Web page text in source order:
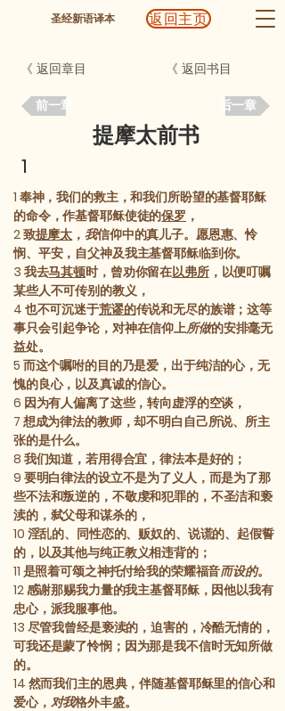
圣经新语译本 返回主页
《 返回章目
前一章
《 返回书目
后一章
提摩太前书
1
1 奉神，我们的救主，和我们所盼望的基督耶稣
的命令，作基督耶稣使徒的保罗 ，
2致提摩太 ， 我信仰中的真儿子。愿恩惠、怜
悯、平安，自父神及我主基督耶稣临到你。
3 我去马其顿时，曾劝你留在以弗所，以便叮嘱
某些人不可传别的教义，
4 也不可沉迷于荒谬的传说和无尽的族谱；这等
事只会引起争论，对神在信仰上所做的安排毫无
益处。
5 而这个嘱咐的目的乃是爱，出于纯洁的心，无
愧的良心，以及真诚的信心。
6 因为有人偏离了这些，转向虚浮的空谈，
7 想成为律法的教师，却不明白自己所说、所主
张的是什么。
8 我们知道，若用得合宜，律法本是好的；
9 要明白律法的设立不是为了义人，而是为了那
些不法和叛逆的，不敬虔和犯罪的，不圣洁和亵
渎的，弑父母和谋杀的，
10 淫乱的、同性恋的、贩奴的、说谎的、起假誓
的，以及其他与纯正教义相违背的；
11 是照着可颂之神托付给我的荣耀福音而设的。
12感谢那赐我力量的我主基督耶稣，因他以我有
忠心，派我服事他。
13 尽管我曾经是亵渎的，迫害的，冷酷无情的，
可我还是蒙了怜悯；因为那是我不信时无知所做
的。
14 然而我们主的恩典，伴随基督耶稣里的信心和
爱心， 对我格外丰盛。